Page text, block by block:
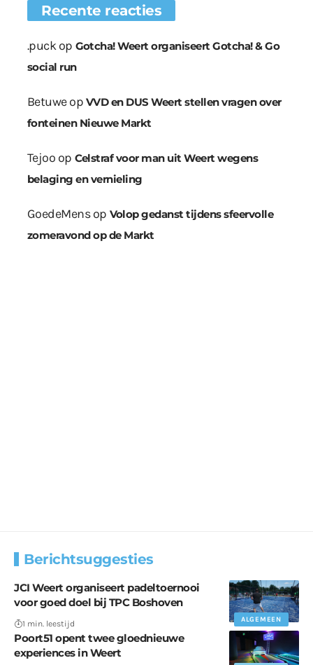
Recente reacties
.puckop Gotcha! Weert organiseert Gotcha! & Go
social run
Betuweop VVD en DUS Weert stellen vragen over
fonteinen Nieuwe Markt
Tejoo op Celstraf voor man uit Weert wegens
belaging en vernieling
GoedeMensop Volop gedanst tijdens sfeervolle
zomeravond op de Markt
Berichtsuggesties
ALGEMEEN
JCI Weert organiseert padeltoernooi
voor goed doel bij TPC Boshoven
1 min. leestijd
Poort51 opent twee gloednieuwe
experiences in Weert